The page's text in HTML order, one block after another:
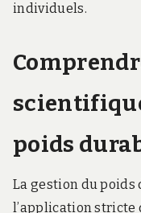
individuels.
poids
La gestion du poids
l’application stricte